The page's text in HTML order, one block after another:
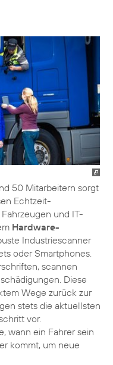
50 Mitarbeitern sorgt
Echtzeit-
und IT-
Hardware-
Industriescanner
oder Smartphones.
scannen
Diese
Wege zurück zur
stets die aktuellsten
vor.
wann ein Fahrer sein
kommt, um neue